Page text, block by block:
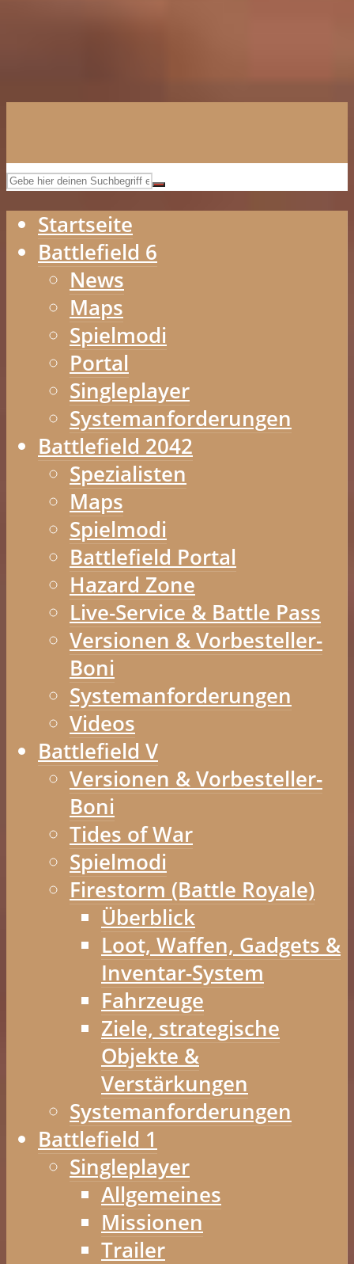
Startseite
Battlefield 6
News
Maps
Spielmodi
Portal
Singleplayer
Systemanforderungen
Battlefield 2042
Spezialisten
Maps
Spielmodi
Battlefield Portal
Hazard Zone
Live-Service & Battle Pass
Versionen & Vorbesteller-
Boni
Systemanforderungen
Videos
Battlefield V
Versionen & Vorbesteller-
Boni
Tides of War
Spielmodi
Firestorm (Battle Royale)
Überblick
Loot, Waffen, Gadgets &
Inventar-System
Fahrzeuge
Ziele, strategische
Objekte &
Verstärkungen
Systemanforderungen
Battlefield 1
Singleplayer
Allgemeines
Missionen
Trailer